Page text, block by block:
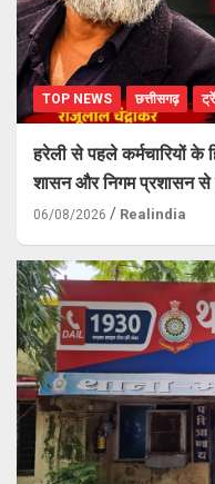
TOP NEWS छत्तीसगढ़
हरेली से पहले कर्मचारियों के
शासन और निगम प्रशासन से
06/08/2026 Realindia